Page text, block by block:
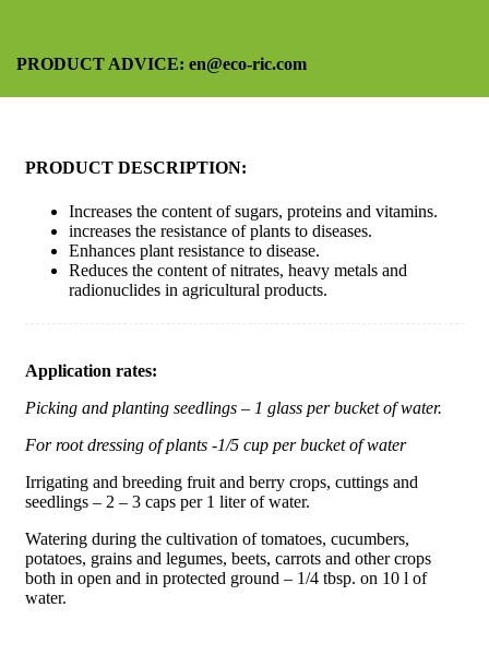
PRODUCT ADVICE: en@eco-ric.com
PRODUCT DESCRIPTION:
Increases the content of sugars, proteins and vitamins.
increases the resistance of plants to diseases.
Enhances plant resistance to disease.
Reduces the content of nitrates, heavy metals and
radionuclides in agricultural products.
Application rates:
Picking and planting seedlings – 1 glass per bucket of water.
For root dressing of plants -1/5 cup per bucket of water
Irrigating and breeding fruit and berry crops, cuttings and
seedlings – 2 – 3 caps per 1 liter of water.
Watering during the cultivation of tomatoes, cucumbers,
potatoes, grains and legumes, beets, carrots and other crops
both in open and in protected ground – 1/4 tbsp. on 10 l of
water.